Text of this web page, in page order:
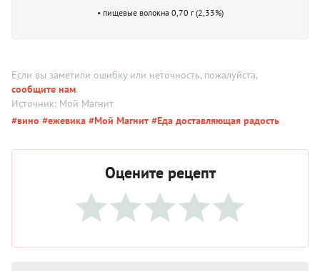
• пищевые волокна 0,70 г (2,33%)
Если вы заметили ошибку или неточность, пожалуйста,
сообщите нам.
Источник: Мой Магнит
#вино #ежевика #Мой Магнит #Еда доставляющая радость
Оцените рецепт